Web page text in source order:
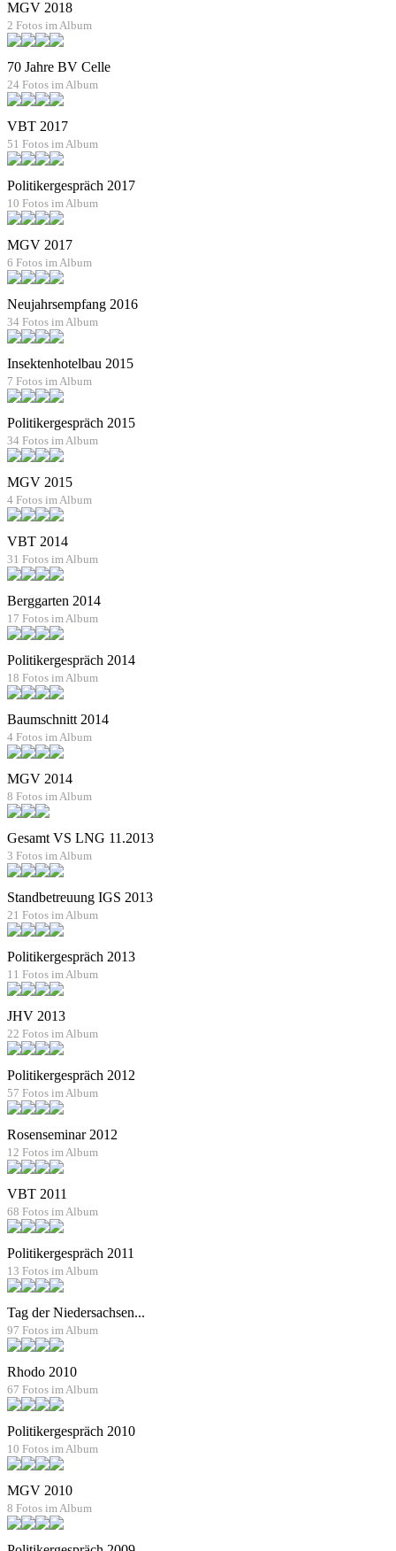
MGV 2018
2 Fotos im Album
70 Jahre BV Celle
24 Fotos im Album
VBT 2017
51 Fotos im Album
Politikergespräch 2017
10 Fotos im Album
MGV 2017
6 Fotos im Album
Neujahrsempfang 2016
34 Fotos im Album
Insektenhotelbau 2015
7 Fotos im Album
Politikergespräch 2015
34 Fotos im Album
MGV 2015
4 Fotos im Album
VBT 2014
31 Fotos im Album
Berggarten 2014
17 Fotos im Album
Politikergespräch 2014
18 Fotos im Album
Baumschnitt 2014
4 Fotos im Album
MGV 2014
8 Fotos im Album
Gesamt VS LNG 11.2013
3 Fotos im Album
Standbetreuung IGS 2013
21 Fotos im Album
Politikergespräch 2013
11 Fotos im Album
JHV 2013
22 Fotos im Album
Politikergespräch 2012
57 Fotos im Album
Rosenseminar 2012
12 Fotos im Album
VBT 2011
68 Fotos im Album
Politikergespräch 2011
13 Fotos im Album
Tag der Niedersachsen...
97 Fotos im Album
Rhodo 2010
67 Fotos im Album
Politikergespräch 2010
10 Fotos im Album
MGV 2010
8 Fotos im Album